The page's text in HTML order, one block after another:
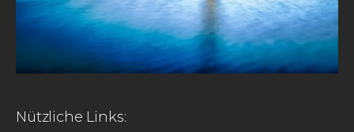
Nützliche Links: